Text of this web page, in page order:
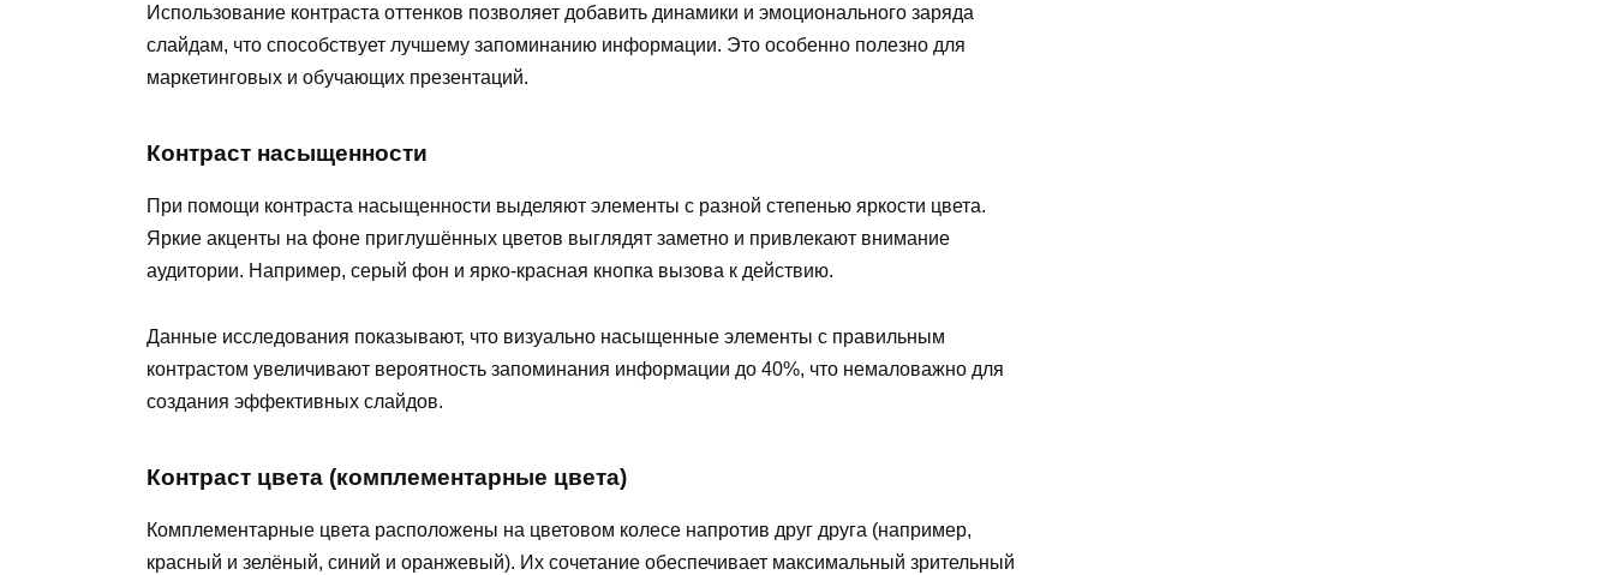
Использование контраста оттенков позволяет добавить динамики и эмоционального заряда
слайдам, что способствует лучшему запоминанию информации. Это особенно полезно для
маркетинговых и обучающих презентаций.
Контраст насыщенности
При помощи контраста насыщенности выделяют элементы с разной степенью яркости цвета.
Яркие акценты на фоне приглушённых цветов выглядят заметно и привлекают внимание
аудитории. Например, серый фон и ярко-красная кнопка вызова к действию.
Данные исследования показывают, что визуально насыщенные элементы с правильным
контрастом увеличивают вероятность запоминания информации до 40%, что немаловажно для
создания эффективных слайдов.
Контраст цвета (комплементарные цвета)
Комплементарные цвета расположены на цветовом колесе напротив друг друга (например,
красный и зелёный, синий и оранжевый). Их сочетание обеспечивает максимальный зрительный